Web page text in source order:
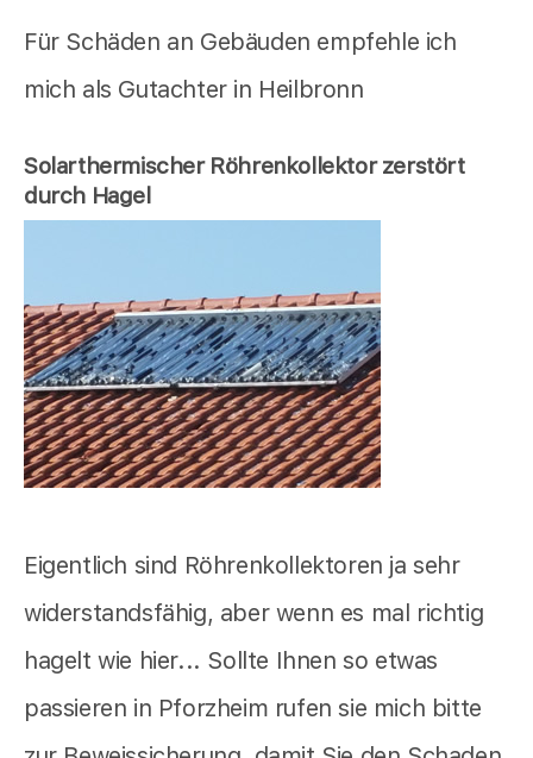
Für Schäden an Gebäuden empfehle ich
mich als Gutachter in Heilbronn
Solarthermischer Röhrenkollektor zerstört
durch Hagel
Eigentlich sind Röhrenkollektoren ja sehr
widerstandsfähig, aber wenn es mal richtig
hagelt wie hier... Sollte Ihnen so etwas
passieren in Pforzheim rufen sie mich bitte